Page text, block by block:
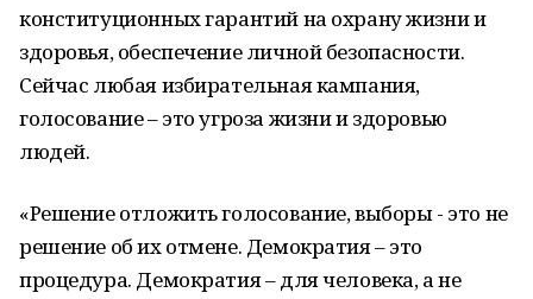
конституционных гарантий на охрану жизни и
здоровья, обеспечение личной безопасности.
Сейчас любая избирательная кампания,
голосование – это угроза жизни и здоровью
людей.
«Решение отложить голосование, выборы - это не
решение об их отмене. Демократия – это
процедура. Демократия – для человека, а не